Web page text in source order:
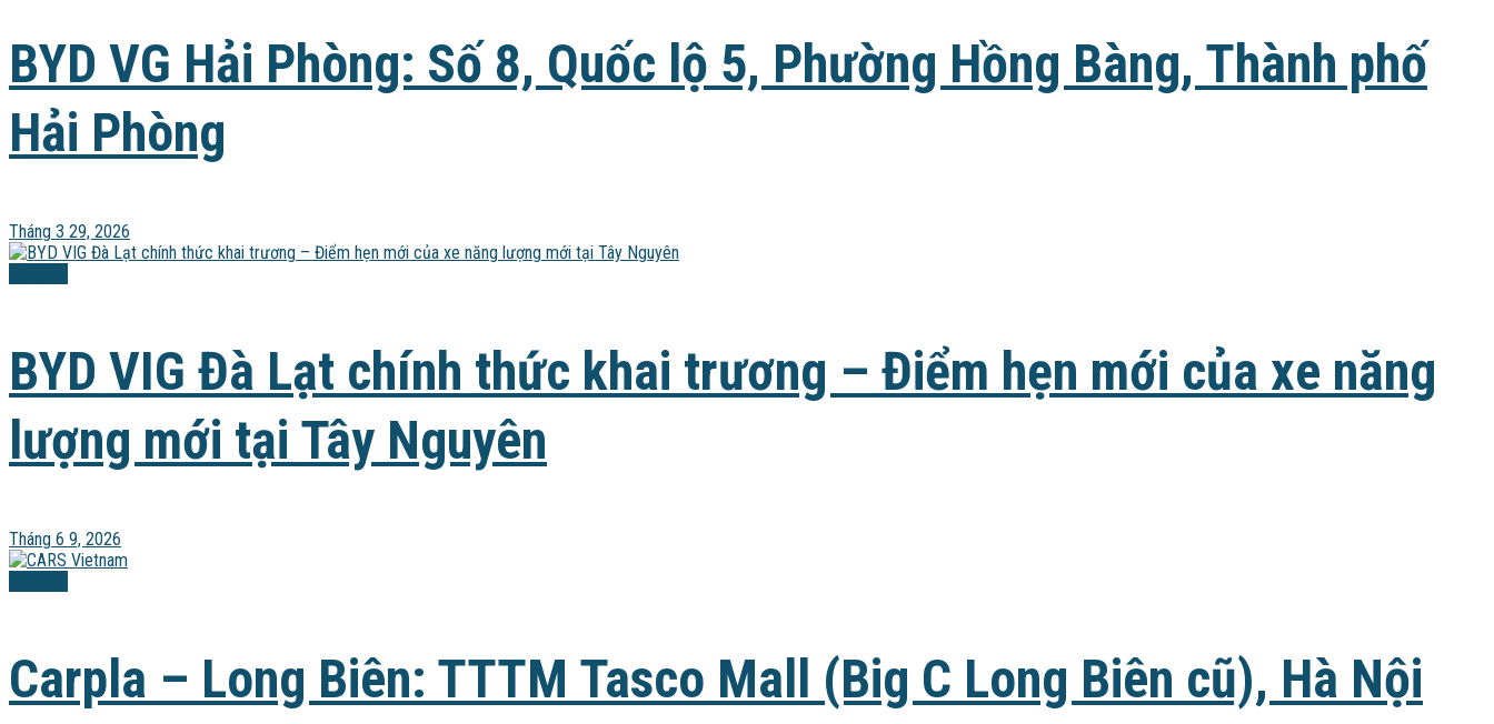
BYD VG Hải Phòng: Số 8, Quốc lộ 5, Phường Hồng Bàng, Thành phố
Hải Phòng
Tháng 3 29, 2026
BYD VIG Đà Lạt chính thức khai trương – Điểm hẹn mới của xe năng
lượng mới tại Tây Nguyên
Tháng 6 9, 2026
Carpla – Long Biên: TTTM Tasco Mall (Big C Long Biên cũ), Hà Nội